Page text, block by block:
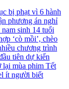
bị phạt vì 6 hành
phương án nghỉ
sinh 14 tuổi
‘cò mồi’, chèo
chương trình
tiên dự kiến
lại mùa phim Tết
ít người biết